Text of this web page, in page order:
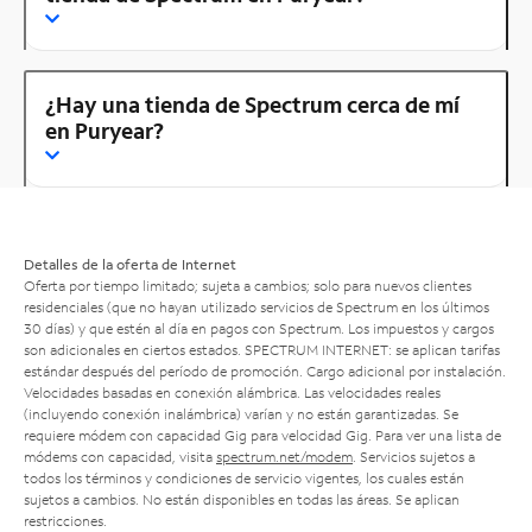
¿Hay una tienda de Spectrum cerca de mí
en Puryear?
Detalles de la oferta de Internet
Oferta por tiempo limitado; sujeta a cambios; solo para nuevos clientes
residenciales (que no hayan utilizado servicios de Spectrum en los últimos
30 días) y que estén al día en pagos con Spectrum. Los impuestos y cargos
son adicionales en ciertos estados. SPECTRUM INTERNET: se aplican tarifas
estándar después del período de promoción. Cargo adicional por instalación.
Velocidades basadas en conexión alámbrica. Las velocidades reales
(incluyendo conexión inalámbrica) varían y no están garantizadas. Se
requiere módem con capacidad Gig para velocidad Gig. Para ver una lista de
módems con capacidad, visita spectrum.net/modem . Servicios sujetos a
todos los términos y condiciones de servicio vigentes, los cuales están
sujetos a cambios. No están disponibles en todas las áreas. Se aplican
restricciones.